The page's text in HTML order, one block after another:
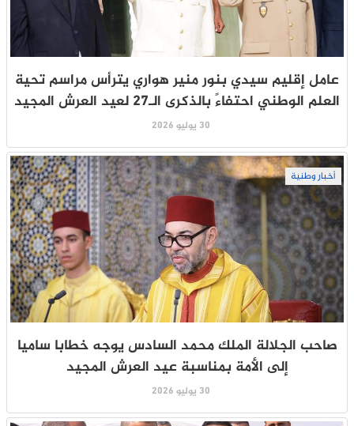
عامل إقليم سيدي بنور منير هواري يترأس مراسم تحية
العلم الوطني احتفاءً بالذكرى الـ27 لعيد العرش المجيد
30 يوليو 2026
أخبار وطنية
صاحب الجلالة الملك محمد السادس يوجه خطابا ساميا
إلى الأمة بمناسبة عيد العرش المجيد
30 يوليو 2026